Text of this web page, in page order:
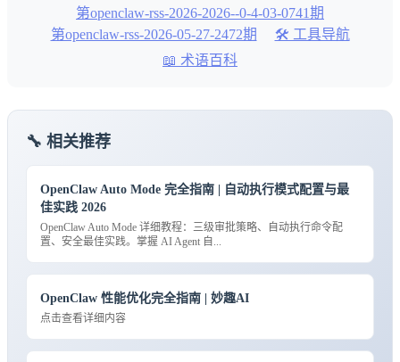
第openclaw-rss-2026-2026--0-4-03-0741期
第openclaw-rss-2026-05-27-2472期
🛠️ 工具导航
📖 术语百科
🔧 相关推荐
OpenClaw Auto Mode 完全指南 | 自动执行模式配置与最
佳实践 2026
OpenClaw Auto Mode 详细教程：三级审批策略、自动执行命令配
置、安全最佳实践。掌握 AI Agent 自...
OpenClaw 性能优化完全指南 | 妙趣AI
点击查看详细内容